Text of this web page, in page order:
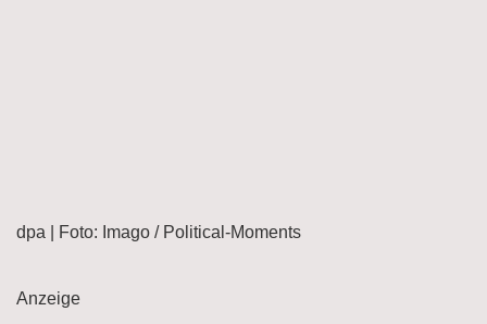
dpa | Foto: Imago / Political-Moments
Anzeige